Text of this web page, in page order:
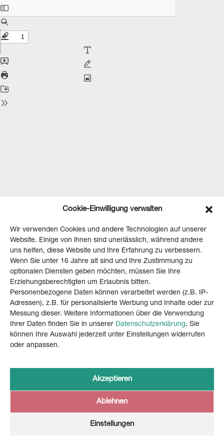
Cookie-Einwilligung verwalten
Wir verwenden Cookies und andere Technologien auf unserer
Website. Einige von ihnen sind unerlässlich, während andere
uns helfen, diese Website und Ihre Erfahrung zu verbessern.
Wenn Sie unter 16 Jahre alt sind und Ihre Zustimmung zu
optionalen Diensten geben möchten, müssen Sie Ihre
Erziehungsberechtigten um Erlaubnis bitten.
Personenbezogene Daten können verarbeitet werden (z.B. IP-
Adressen), z.B. für personalisierte Werbung und Inhalte oder zur
Messung dieser. Weitere Informationen über die Verwendung
Ihrer Daten finden Sie in unserer Datenschutzerklärung. Sie
können Ihre Auswahl jederzeit unter Einstellungen widerrufen
oder anpassen.
Akzeptieren
Ablehnen
Einstellungen